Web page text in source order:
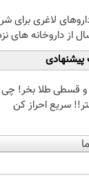
لاغری
از داروخانه های
و قسطی طلا بخر! چی
سریع احراز کن